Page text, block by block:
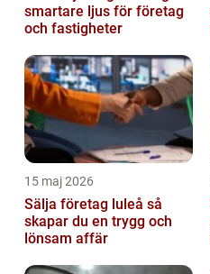
smartare ljus för företag
och fastigheter
15 maj 2026
Sälja företag luleå så
skapar du en trygg och
lönsam affär